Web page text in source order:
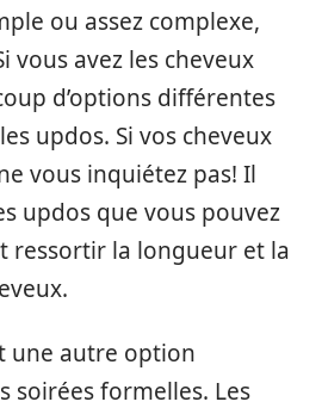
ou assez complexe,
vous avez les cheveux
d’options différentes
updos. Si vos cheveux
vous inquiétez pas! Il
updos que vous pouvez
ressortir la longueur et la
une autre option
soirées formelles. Les